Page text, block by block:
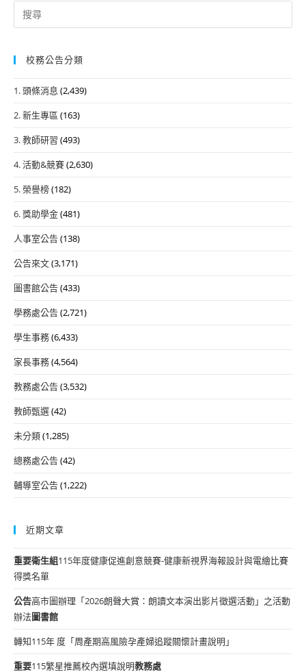
Search
for:
校務公告分類
1. 頭條消息 (2,439)
2. 新生專區 (163)
3. 教師研習 (493)
4. 活動&競賽(2,630)
5. 榮譽榜(182)
6. 獎助學金(481)
人事室公告(138)
公告來文(3,171)
圖書館公告(433)
學務處公告(2,721)
學生事務(6,433)
家長事務(4,564)
教務處公告(3,532)
教師甄選(42)
未分類(1,285)
總務處公告(42)
輔導室公告(1,222)
近期文章
重要衛生組115年度健康促進創意競賽-健康新視界海報設計與電繪比賽
得獎名單
公告高市圖辦理「2026朗聲大賞：朗讀文本演出影片徵選活動」之活動
辦法圖書館
轉知115年 度「周產期高風險孕產婦追蹤關懷計畫說明」
重要115繁星推薦校內選填說明教務處